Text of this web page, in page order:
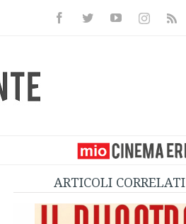
FacebookTwitterYoutubeInstagramRss
ARTICOLI CORRELATI